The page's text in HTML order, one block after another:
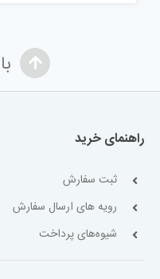
راهنمای خرید
ثبت سفارش
رویه های ارسال سفارش
شیوه‌های پرداخت